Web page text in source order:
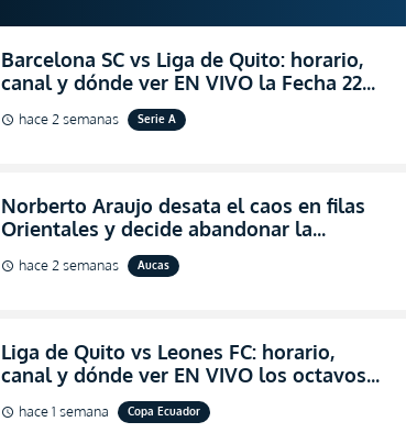
Barcelona SC vs Liga de Quito: horario,
canal y dónde ver EN VIVO la Fecha 22
de la LigaPro 2026
schedule hace 2 semanas Serie A
Norberto Araujo desata el caos en filas
Orientales y decide abandonar la
dirección técnica de Aucas
schedule hace 2 semanas Aucas
Liga de Quito vs Leones FC: horario,
canal y dónde ver EN VIVO los octavos
de final de la Copa Ecuador 2026
schedule hace 1 semana Copa Ecuador